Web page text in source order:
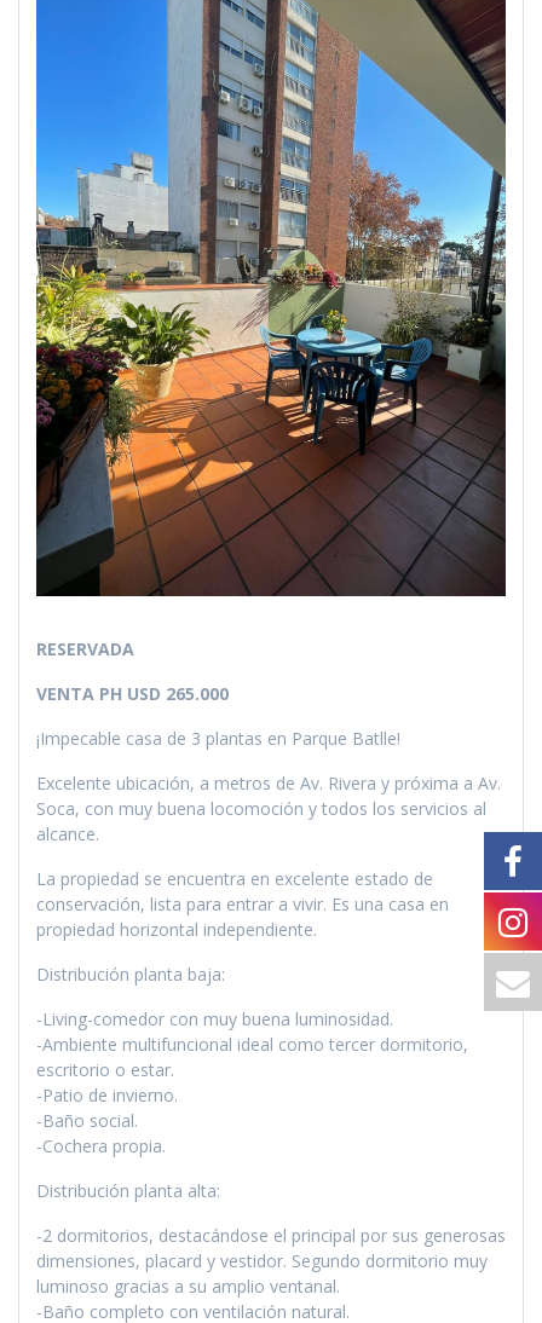
RESERVADA
VENTA PH USD 265.000
¡Impecable casa de 3 plantas en Parque Batlle!
Excelente ubicación, a metros de Av. Rivera y próxima a Av.
Soca, con muy buena locomoción y todos los servicios al
alcance.
La propiedad se encuentra en excelente estado de
conservación, lista para entrar a vivir. Es una casa en
propiedad horizontal independiente.
Distribución planta baja:
-Living-comedor con muy buena luminosidad.
-Ambiente multifuncional ideal como tercer dormitorio,
escritorio o estar.
-Patio de invierno.
-Baño social.
-Cochera propia.
Distribución planta alta:
-2 dormitorios, destacándose el principal por sus generosas
dimensiones, placard y vestidor. Segundo dormitorio muy
luminoso gracias a su amplio ventanal.
-Baño completo con ventilación natural.